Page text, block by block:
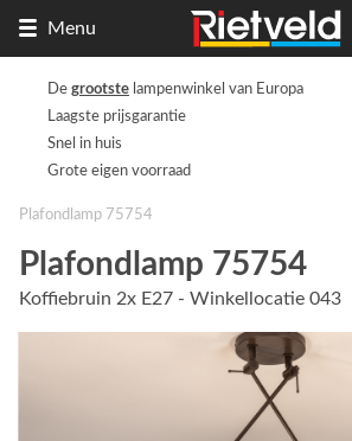
Menu
de
De grootste lampenwinkel van Europa
Laagste prijsgarantie
Snel in huis
Grote eigen voorraad
Plafondlamp 75754
Plafondlamp 75754
Koffiebruin 2x E27 - Winkellocatie 043